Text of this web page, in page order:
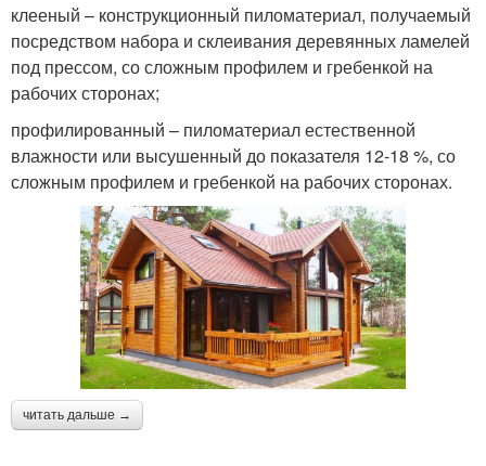
клееный – конструкционный пиломатериал, получаемый
посредством набора и склеивания деревянных ламелей
под прессом, со сложным профилем и гребенкой на
рабочих сторонах;
профилированный – пиломатериал естественной
влажности или высушенный до показателя 12-18 %, со
сложным профилем и гребенкой на рабочих сторонах.
читать дальше →